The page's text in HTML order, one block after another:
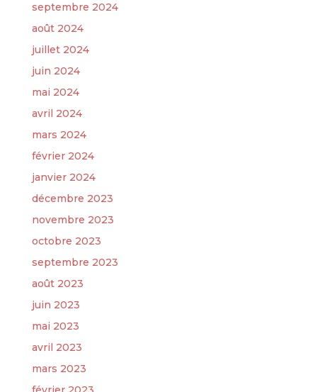
septembre 2024
août 2024
juillet 2024
juin 2024
mai 2024
avril 2024
mars 2024
février 2024
janvier 2024
décembre 2023
novembre 2023
octobre 2023
septembre 2023
août 2023
juin 2023
mai 2023
avril 2023
mars 2023